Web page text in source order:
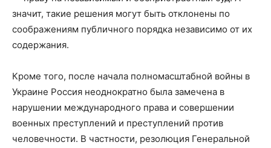
значит, такие решения могут быть отклонены по
соображениям публичного порядка независимо от их
содержания.
Кроме того, после начала полномасштабной войны в
Украине Россия неоднократно была замечена в
нарушении международного права и совершении
военных преступлений и преступлений против
человечности. В частности, резолюция Генеральной